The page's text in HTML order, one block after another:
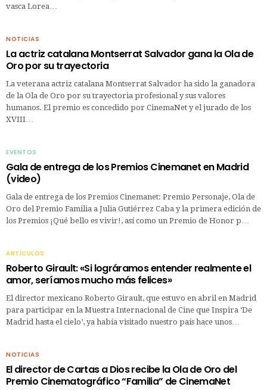
vasca Lorea…
NOTICIAS
La actriz catalana Montserrat Salvador gana la Ola de
Oro por su trayectoria
La veterana actriz catalana Montserrat Salvador ha sido la ganadora
de la Ola de Oro por su trayectoria profesional y sus valores
humanos. El premio es concedido por CinemaNet y el jurado de los
XVIII…
EVENTOS
Gala de entrega de los Premios Cinemanet en Madrid
(video)
Gala de entrega de los Premios Cinemanet: Premio Personaje, Ola de
Oro del Premio Familia a Julia Gutiérrez Caba y la primera edición de
los Premios ¡Qué bello es vivir!, así como un Premio de Honor p…
ARTÍCULOS
Roberto Girault: «Si lográramos entender realmente el
amor, seríamos mucho más felices»
El director mexicano Roberto Girault, que estuvo en abril en Madrid
para participar en la Muestra Internacional de Cine que Inspira ‘De
Madrid hasta el cielo’, ya había visitado nuestro país hace unos…
NOTICIAS
El director de Cartas a Dios recibe la Ola de Oro del
Premio Cinematográfico “Familia” de CinemaNet